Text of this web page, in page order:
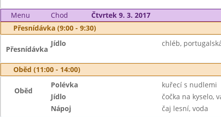
Menu Chod
Čtvrtek 9. 3. 2017
Přesnídávka (9:00 - 9:30)
Přesnídávka
Jídlo chléb,
Oběd (11:00 - 14:00)
Oběd
Polévka
kuřecí s nudlemi
Jídlo
čočka na kyselo,
Nápoj
čaj lesní, voda